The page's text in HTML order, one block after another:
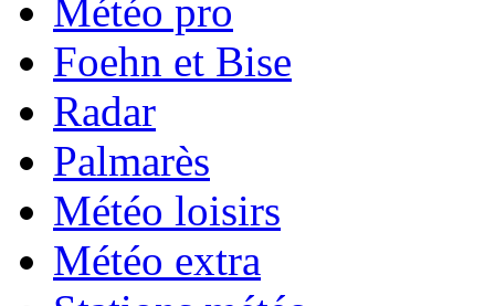
Météo pro
Foehn et Bise
Radar
Palmarès
Météo loisirs
Météo extra